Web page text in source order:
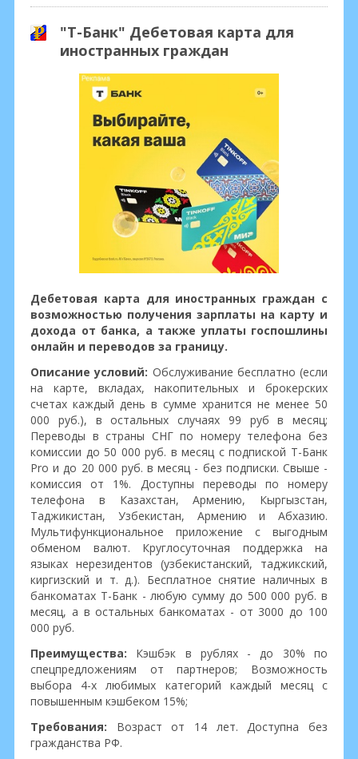
"Т-Банк" Дебетовая карта для
иностранных граждан
Дебетовая карта для иностранных граждан с
возможностью получения зарплаты на карту и
дохода от банка, а также уплаты госпошлины
онлайн и переводов за границу.
Описание условий: Обслуживание бесплатно (если
на карте, вкладах, накопительных и брокерских
счетах каждый день в сумме хранится не менее 50
000 руб.), в остальных случаях 99 руб в месяц;
Переводы в страны СНГ по номеру телефона без
комиссии до 50 000 руб. в месяц с подпиской Т-Банк
Pro и до 20 000 руб. в месяц - без подписки. Свыше -
комиссия от 1%. Доступны переводы по номеру
телефона в Казахстан, Армению, Кыргызстан,
Таджикистан, Узбекистан, Армению и Абхазию.
Мультифункциональное приложение с выгодным
обменом валют. Круглосуточная поддержка на
языках нерезидентов (узбекистанский, таджикский,
киргизский и т. д.). Бесплатное снятие наличных в
банкоматах Т-Банк - любую сумму до 500 000 руб. в
месяц, а в остальных банкоматах - от 3000 до 100
000 руб.
Преимущества: Кэшбэк в рублях - до 30% по
спецпредложениям от партнеров; Возможность
выбора 4-х любимых категорий каждый месяц с
повышенным кэшбеком 15%;
Требования: Возраст от 14 лет. Доступна без
гражданства РФ.